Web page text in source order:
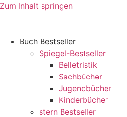
Zum Inhalt springen
Buch Bestseller
Spiegel-Bestseller
Belletristik
Sachbücher
Jugendbücher
Kinderbücher
stern Bestseller